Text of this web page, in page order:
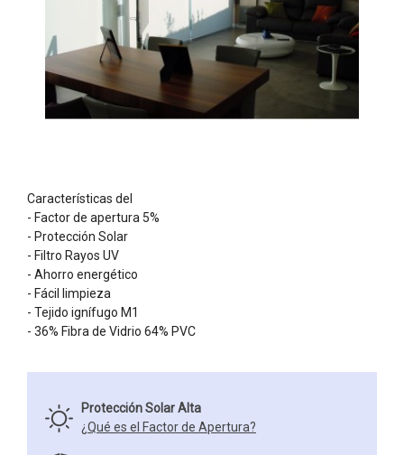
Características del
- Factor de apertura 5%
- Protección Solar
- Filtro Rayos UV
- Ahorro energético
- Fácil limpieza
- Tejido ignífugo M1
- 36% Fibra de Vidrio 64% PVC
Protección Solar Alta
¿Qué es el Factor de Apertura?